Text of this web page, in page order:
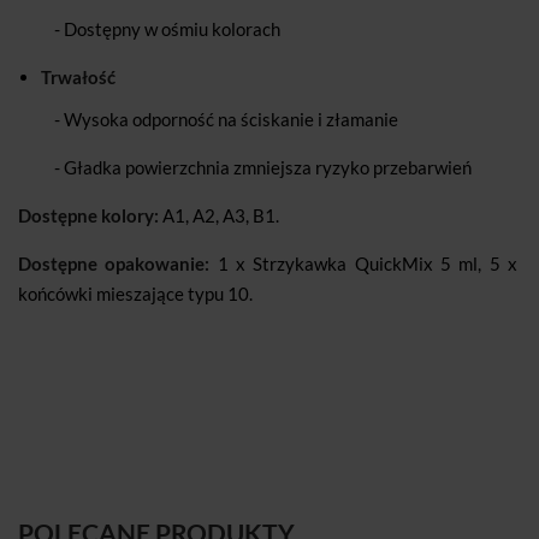
- Dostępny w ośmiu kolorach
Trwałość
- Wysoka odporność na ściskanie i złamanie
- Gładka powierzchnia zmniejsza ryzyko przebarwień
Dostępne kolory: A1, A2, A3, B1.
Dostępne opakowanie: 1 x Strzykawka QuickMix 5 ml, 5 x
końcówki mieszające typu 10.
POLECANE PRODUKTY